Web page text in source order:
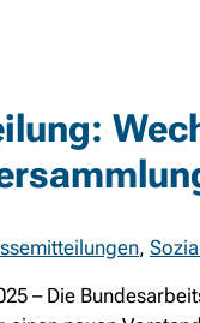
,
– Die